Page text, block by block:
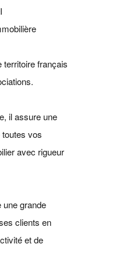
territoire français
il assure une
vos
avec rigueur
une grande
clients en
et de